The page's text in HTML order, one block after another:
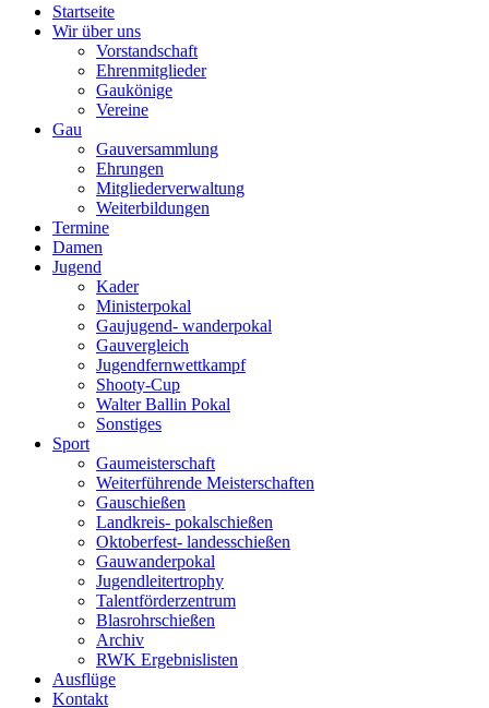
Startseite
Wir über uns
Vorstandschaft
Ehrenmitglieder
Gaukönige
Vereine
Gau
Gauversammlung
Ehrungen
Mitgliederverwaltung
Weiterbildungen
Termine
Damen
Jugend
Kader
Ministerpokal
Gaujugend- wanderpokal
Gauvergleich
Jugendfernwettkampf
Shooty-Cup
Walter Ballin Pokal
Sonstiges
Sport
Gaumeisterschaft
Weiterführende Meisterschaften
Gauschießen
Landkreis- pokalschießen
Oktoberfest- landesschießen
Gauwanderpokal
Jugendleitertrophy
Talentförderzentrum
Blasrohrschießen
Archiv
RWK Ergebnislisten
Ausflüge
Kontakt